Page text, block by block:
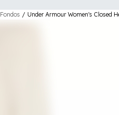
Fondos / Under Armour Women's Closed